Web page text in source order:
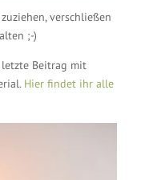
verschließen
;-)
Beitrag mit
Hier findet ihr alle